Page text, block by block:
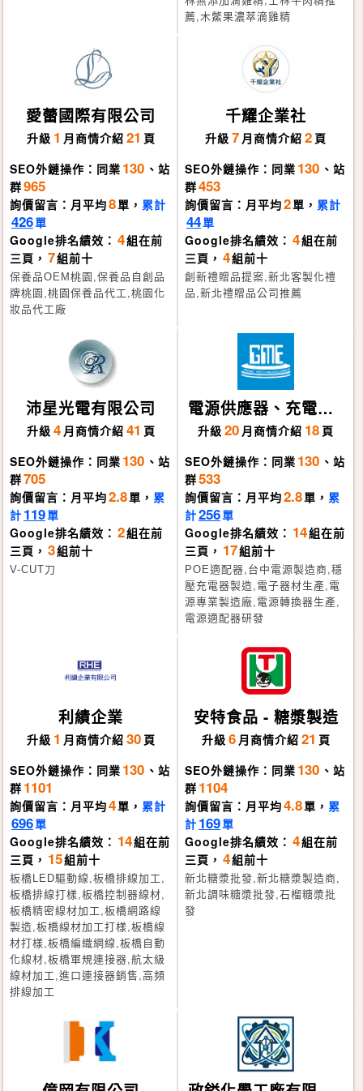
薦,木鱉果濃萃滴雞精
愛蕾國際有限公司
升級 1 月商情介紹 21 頁
SEO外鏈操作：同業 130 、站
群965
詢價留言：月平均8單， 累計
426單
Google排名績效： 4組在前
三頁， 7組前十
保養品OEM桃園,保養品自創品
牌桃園,桃園保養品代工,桃園化
妝品代工廠
千耀企業社
升級 7 月商情介紹 2 頁
SEO外鏈操作：同業 130 、站
群453
詢價留言：月平均2單， 累計
44單
Google排名績效： 4組在前
三頁， 4組前十
創新禮贈品提案,新北客製化禮
品,新北禮贈品公司推薦
沛星光電有限公司
升級 4 月商情介紹 41 頁
SEO外鏈操作：同業 130 、站
群705
詢價留言：月平均2.8單， 累
計 119單
Google排名績效： 2組在前
三頁， 3組前十
V-CUT刀
電源供應器、充電器
製造－吉密科技
升級 20 月商情介紹 18 頁
SEO外鏈操作：同業 130 、站
群533
詢價留言：月平均2.8單， 累
計256單
Google排名績效： 14組在前
三頁， 17組前十
POE適配器,台中電源製造商,穩
壓充電器製造,電子器材生產,電
源專業製造廠,電源轉換器生產,
電源適配器研發
利績企業
升級 1 月商情介紹 30 頁
SEO外鏈操作：同業 130 、站
群 1101
詢價留言：月平均4單， 累計
696單
Google排名績效： 14組在前
三頁， 15組前十
板橋LED驅動線,板橋排線加工,
板橋排線打樣,板橋控制器線材,
板橋精密線材加工,板橋網路線
製造,板橋線材加工打樣,板橋線
材打樣,板橋編織網線,板橋自動
化線材,板橋軍規連接器,航太級
線材加工,進口連接器銷售,高頻
排線加工
安特食品 - 糖漿製造
升級 6 月商情介紹 21 頁
SEO外鏈操作：同業 130 、站
群 1104
詢價留言：月平均4.8單， 累
計 169單
Google排名績效： 4組在前
三頁， 4組前十
新北糖漿批發,新北糖漿製造商,
新北調味糖漿批發,石榴糖漿批
發